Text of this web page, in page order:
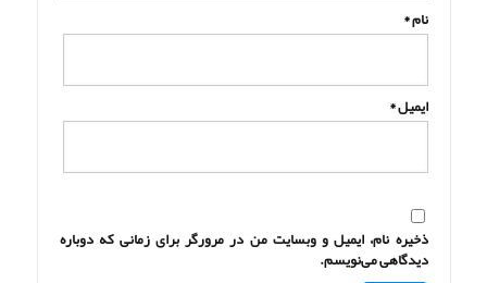
نام*
ایمیل*
ذخیره نام، ایمیل و وبسایت من در مرورگر برای زمانی که دوباره
دیدگاهی می‌نویسم.